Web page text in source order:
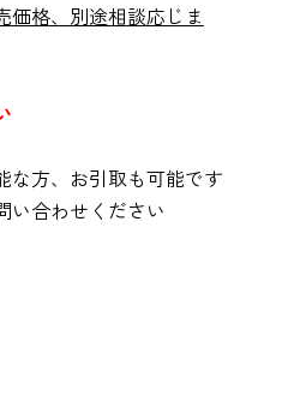
価格、別途相談応じま
な方、お引取も可能です
い合わせください